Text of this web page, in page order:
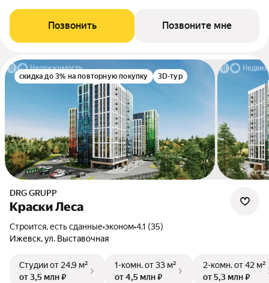
Позвонить Позвоните мне
скидка до 3% на повторную покупку 3D-тур
DRG GRUPP
Краски Леса
Строится, есть сданные•эконом•4.1 (35)
Ижевск, ул. Выставочная
Студииот 24,9 м²
от 3,5 млн ₽
1-комн.от 33 м²
от 4,5 млн ₽
2-комн.от 42 м²
от 5,3 млн ₽